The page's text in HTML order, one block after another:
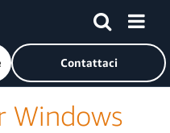
home page di Amazon Web
Contattaci
Windows